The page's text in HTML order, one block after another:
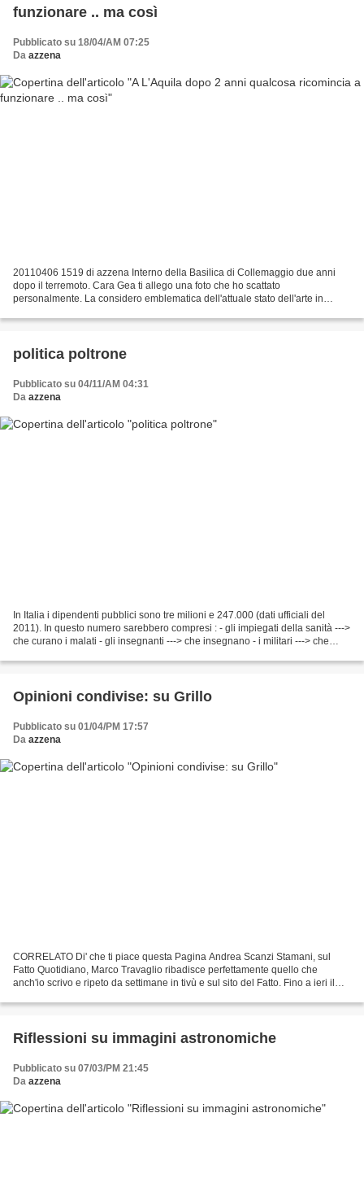
funzionare .. ma così
Pubblicato su 18/04/AM 07:25
Da azzena
20110406 1519 di azzena Interno della Basilica di Collemaggio due anni
dopo il terremoto. Cara Gea ti allego una foto che ho scattato
personalmente. La considero emblematica dell'attuale stato dell'arte in
politica poltrone
Pubblicato su 04/11/AM 04:31
Da azzena
In Italia i dipendenti pubblici sono tre milioni e 247.000 (dati ufficiali del
2011). In questo numero sarebbero compresi : - gli impiegati della sanità --->
che curano i malati - gli insegnanti ---> che insegnano - i militari ---> che
Opinioni condivise: su Grillo
Pubblicato su 01/04/PM 17:57
Da azzena
CORRELATO Di' che ti piace questa Pagina Andrea Scanzi Stamani, sul
Fatto Quotidiano, Marco Travaglio ribadisce perfettamente quello che
anch'io scrivo e ripeto da settimane in tivù e sul sito del Fatto. Fino a ieri il
Riflessioni su immagini astronomiche
Pubblicato su 07/03/PM 21:45
Da azzena